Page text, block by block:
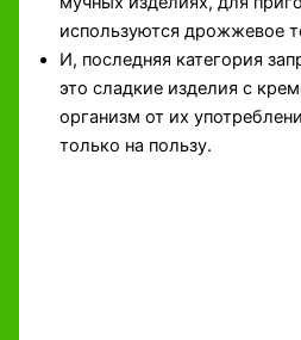
используются дрожжевое
И, последняя категория
это сладкие изделия с
организм от их
только на пользу.